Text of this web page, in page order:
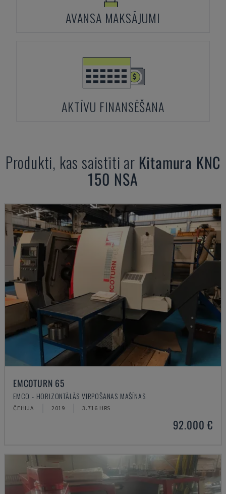
AVANSA MAKSĀJUMI
AKTĪVU FINANSĒŠANA
Produkti, kas saistīti ar Kitamura KNC
150 NSA
EMCOTURN 65
EMCO - HORIZONTĀLĀS VIRPOŠANAS MAŠĪNAS
ČEHIJA 2019 3.716 HRS
92.000 €